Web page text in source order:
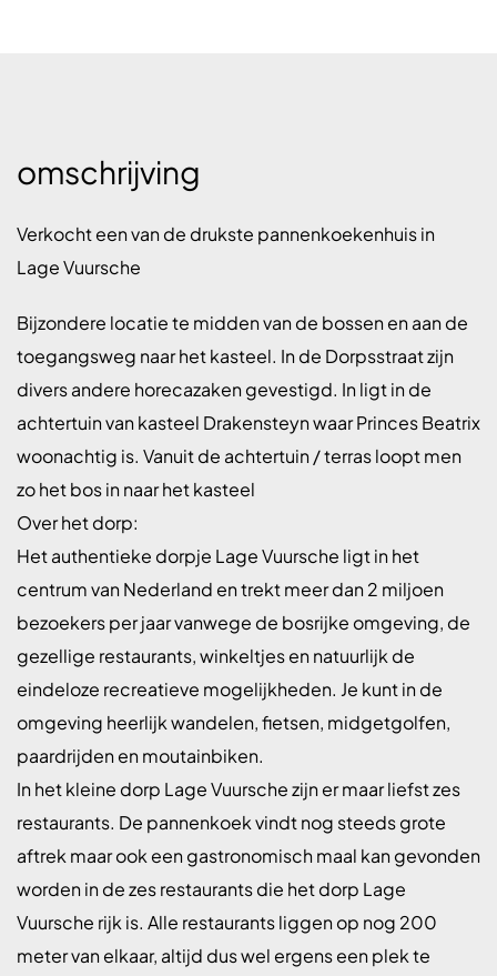
omschrijving
Verkocht een van de drukste pannenkoekenhuis in
Lage Vuursche
Bijzondere locatie te midden van de bossen en aan de
toegangsweg naar het kasteel. In de Dorpsstraat zijn
divers andere horecazaken gevestigd. In ligt in de
achtertuin van kasteel Drakensteyn waar Princes Beatrix
woonachtig is. Vanuit de achtertuin / terras loopt men
zo het bos in naar het kasteel
Over het dorp:
Het authentieke dorpje Lage Vuursche ligt in het
centrum van Nederland en trekt meer dan 2 miljoen
bezoekers per jaar vanwege de bosrijke omgeving, de
gezellige restaurants, winkeltjes en natuurlijk de
eindeloze recreatieve mogelijkheden. Je kunt in de
omgeving heerlijk wandelen, fietsen, midgetgolfen,
paardrijden en moutainbiken.
In het kleine dorp Lage Vuursche zijn er maar liefst zes
restaurants. De pannenkoek vindt nog steeds grote
aftrek maar ook een gastronomisch maal kan gevonden
worden in de zes restaurants die het dorp Lage
Vuursche rijk is. Alle restaurants liggen op nog 200
meter van elkaar, altijd dus wel ergens een plek te